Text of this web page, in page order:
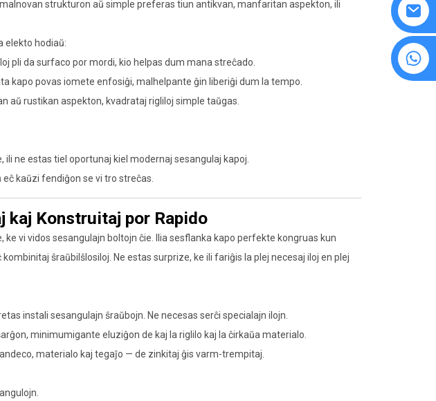
strukturon aŭ simple preferas tiun antikvan, manfaritan aspekton, ili
elekto hodiaŭ:
pli da surfaco por mordi, kio helpas dum mana streĉado.
kapo povas iomete enfosiĝi, malhelpante ĝin liberiĝi dum la tempo.
aŭ rustikan aspekton, kvadrataj rigliloj simple taŭgas.
ne estas tiel oportunaj kiel modernaj sesangulaj kapoj.
eĉ kaŭzi fendiĝon se vi tro streĉas.
kaj Konstruitaj por Rapido
ke vi vidos sesangulajn boltojn ĉie. Ilia sesflanka kapo perfekte kongruas kun
ŝraŭbilŝlosiloj. Ne estas surprize, ke ili fariĝis la plej necesaj iloj en plej
instali sesangulajn ŝraŭbojn. Ne necesas serĉi specialajn ilojn.
minimumigante eluziĝon de kaj la riglilo kaj la ĉirkaŭa materialo.
materialo kaj tegaĵo — de zinkitaj ĝis varm-trempitaj.